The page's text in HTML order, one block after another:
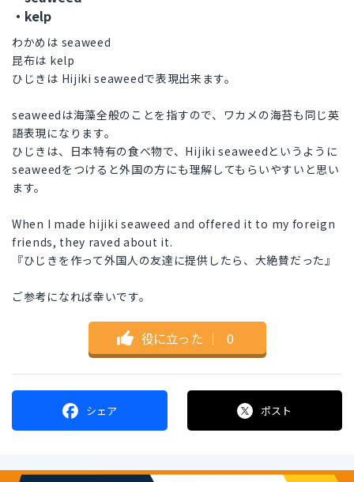
・kelp
わかめは seaweed
昆布は kelp
ひじきは Hijiki seaweedで表現出来ます。
seaweedは海藻全般のことを指すので、ワカメの海苔も同じ英
語表現になります。
ひじきは、日本特有の食べ物で、Hijiki seaweedというように
seaweedをつけると外国の方にも理解してもらいやすいと思い
ます。
When I made hijiki seaweed and offered it to my foreign
friends, they raved about it.
『ひじきを作って外国人の友達に提供したら、大絶賛だった』
ご参考になれば幸いです。
役に立った ｜ 0
シェア ポスト